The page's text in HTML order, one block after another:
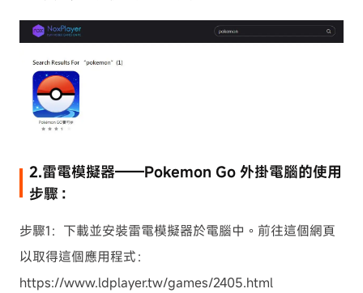
2.雷電模擬器——Pokemon Go 外掛電腦的使用
步驟：
步驟1：下載並安裝雷電模擬器於電腦中。前往這個網頁
以取得這個應用程式：
https://www.ldplayer.tw/games/2405.html